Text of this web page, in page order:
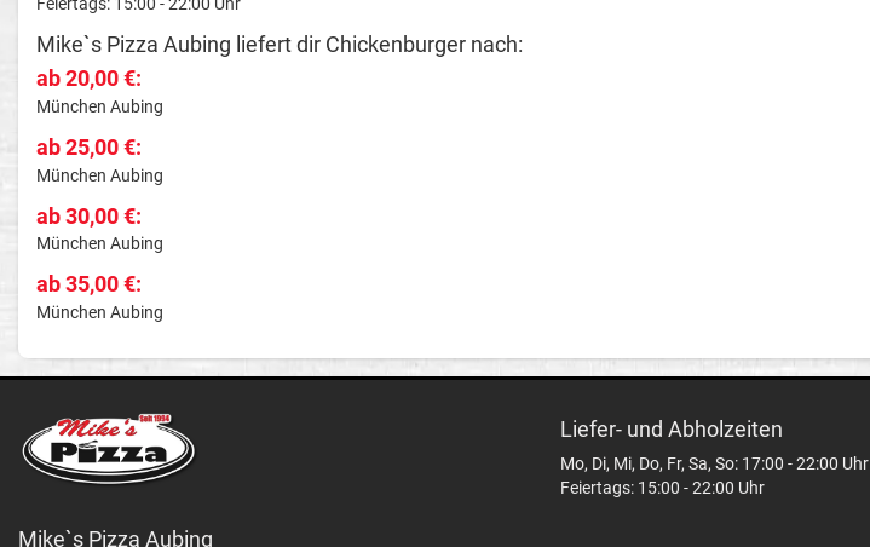
Mike`s Pizza Aubing liefert dir Chickenburger nach:
ab 20,00 €:
München Aubing
ab 25,00 €:
München Aubing
ab 30,00 €:
München Aubing
ab 35,00 €:
München Aubing
Mike`s Pizza Aubing
Liefer- und Abholzeiten
Mo, Di, Mi, Do, Fr, Sa, So: 17:00 - 22:00 Uhr
Feiertags: 15:00 - 22:00 Uhr